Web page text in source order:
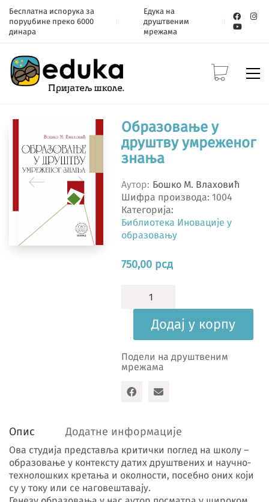
Бесплатна испорука за
поруџбине преко 6000
динара
Едука на
друштвеним
мрежама
Образовање у
друштву умреженог
знања
Аутор Бошко М. Влаховић
Шифра производа: 1004
Категорија:
Библиотека Иновације у
образовању
750,00 рсд
умреженог
знања
количина
Додај у корпу
Подели на друштвеним
мрежама
Опис Додатне информације
Ова студија представља критички поглед на школу –
образовање у контексту датих друштвених и научно-
технолошких кретања и околности, посебно оних који
су у току или се наговештавају.